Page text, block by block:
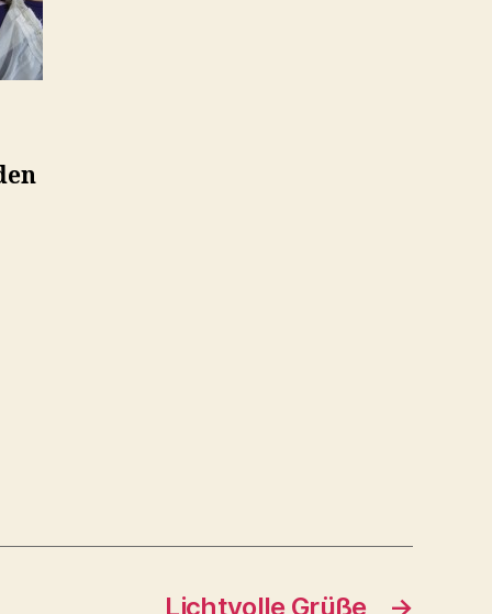
→
Lichtvolle Grüße